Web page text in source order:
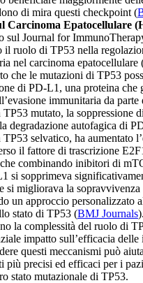
di mira questi checkpoint​ (
Carcinoma Epatocellulare
sul Journal for
il ruolo di TP53 nella
nel carcinoma
che le mutazioni di TP53
di PD-L1, una proteina che
immunitaria da
mutato, la soppressione
degradazione autofagica di
selvatico, ha aumentato
il fattore di trascrizione
combinando inibitori di
si sopprimeva
si migliorava la
un approccio personalizzato
stato di TP53​ (BMJ Journals
la complessità del ruolo di
impatto sull’efficacia delle
questi meccanismi può
più precisi ed efficaci per i
stato mutazionale di TP53.